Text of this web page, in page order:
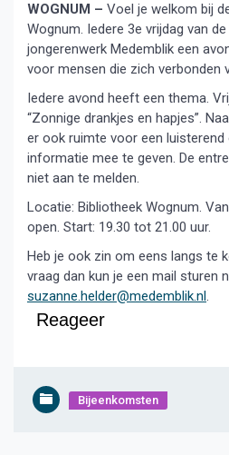
WOGNUM – Voel je welkom bij
Wognum. Iedere 3e vrijdag van
jongerenwerk Medemblik een
voor mensen die zich verbonden
Iedere avond heeft een thema.
“Zonnige drankjes en hapjes”.
er ook ruimte voor een luisterend
informatie mee te geven. De
niet aan te melden.
Locatie: Bibliotheek Wognum.
open. Start: 19.30 tot 21.00 uur.
Heb je ook zin om eens langs te
vraag dan kun je een mail sturen
suzanne.helder@medemblik.nl.
Reageer
Bijeenkomsten